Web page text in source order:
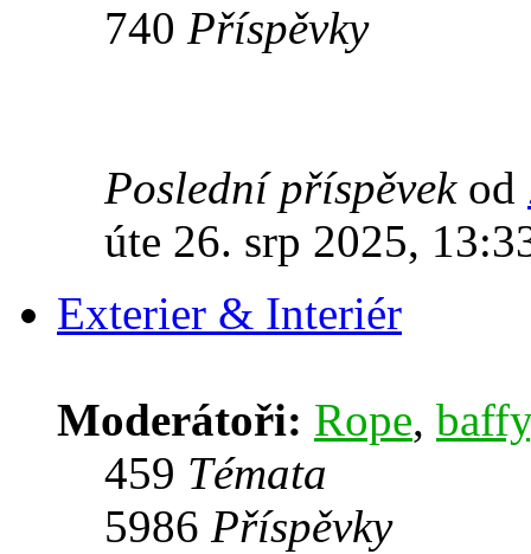
740 Příspěvky
Poslední příspěvekod
úte 26. srp 2025,
Exterier & Interiér
Moderátoři: Rope, baffy
459 Témata
5986 Příspěvky